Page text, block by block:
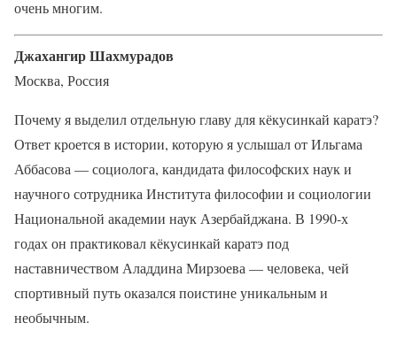
очень многим.
Джахангир Шахмурадов
Москва, Россия
Почему я выделил отдельную главу для кёкусинкай каратэ?
Ответ кроется в истории, которую я услышал от Ильгама
Аббасова — социолога, кандидата философских наук и
научного сотрудника Института философии и социологии
Национальной академии наук Азербайджана. В 1990-х
годах он практиковал кёкусинкай каратэ под
наставничеством Аладдина Мирзоева — человека, чей
спортивный путь оказался поистине уникальным и
необычным.